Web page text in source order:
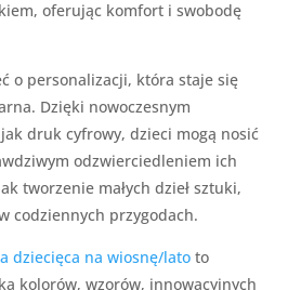
oferując komfort i swobodę
o personalizacji, która staje się
Dzięki nowoczesnym
druk cyfrowy, dzieci mogą nosić
odzwierciedleniem ich
tworzenie małych dzieł sztuki,
codziennych przygodach.
dziecięca na wiosnę/lato to
kolorów, wzorów, innowacyjnych